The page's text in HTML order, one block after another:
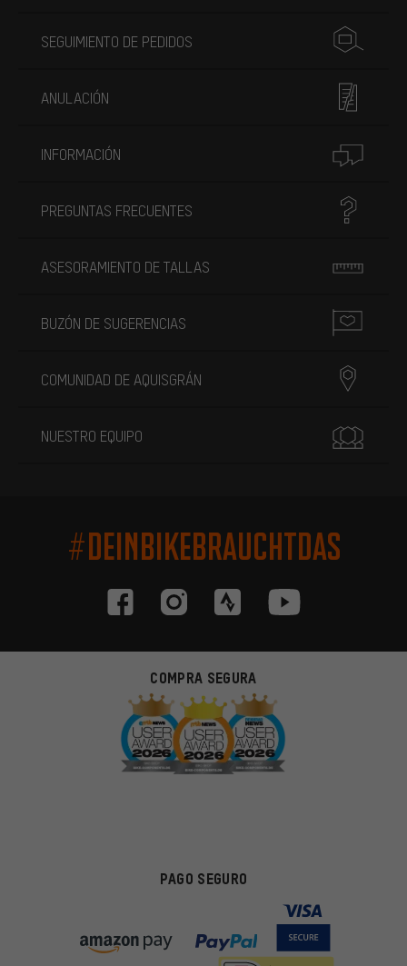
SEGUIMIENTO DE PEDIDOS
ANULACIÓN
INFORMACIÓN
PREGUNTAS FRECUENTES
ASESORAMIENTO DE TALLAS
BUZÓN DE SUGERENCIAS
COMUNIDAD DE AQUISGRÁN
NUESTRO EQUIPO
#DEINBIKEBRAUCHTDAS
COMPRA SEGURA
PAGO SEGURO